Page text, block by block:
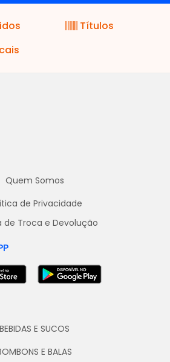
Títulos
Quem Somos
de Privacidade
de Troca e Devolução
BEBIDAS E SUCOS
E BALAS